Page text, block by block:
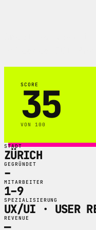
SCORE
35
VON 100
STADT
ZÜRICH
GEGRÜNDET
–
MITARBEITER
1–9
SPEZIALISIERUNG
UX/UI · USER
REVENUE
—